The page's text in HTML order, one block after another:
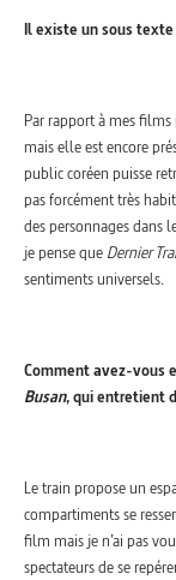
Il existe un sous
Par rapport à mes
mais elle est encore
public coréen puisse
pas forcément très
des personnages dans
je pense que Dernier
sentiments universels.
Comment avez-vous
Busan, qui entretient
Le train propose un
compartiments se
film mais je n’ai pas
spectateurs de se